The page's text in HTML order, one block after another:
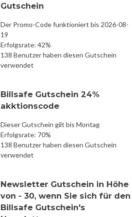
Gutschein
Der Promo-Code funktioniert bis 2026-08-
19
Erfolgsrate: 42%
138 Benutzer haben diesen Gutschein
verwendet
Billsafe Gutschein 24%
akktionscode
Dieser Gutschein gilt bis Montag
Erfolgsrate: 70%
138 Benutzer haben diesen Gutschein
verwendet
Newsletter Gutschein in Höhe
von - 30, wenn Sie sich für den
Billsafe Gutschein's